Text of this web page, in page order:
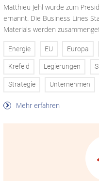
Matthieu Jehl wurde zum
ernannt. Die Business Lines
Materials werden
Energie EU Europa
Krefeld Legierungen
Strategie Unternehmen
Mehr erfahren